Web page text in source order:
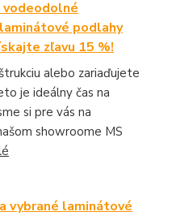
vodeodolné
podlahy
zľavu 15 %!
alebo zariaďujete
je ideálny čas na
si pre vás na
showroome MS
vybrané laminátové